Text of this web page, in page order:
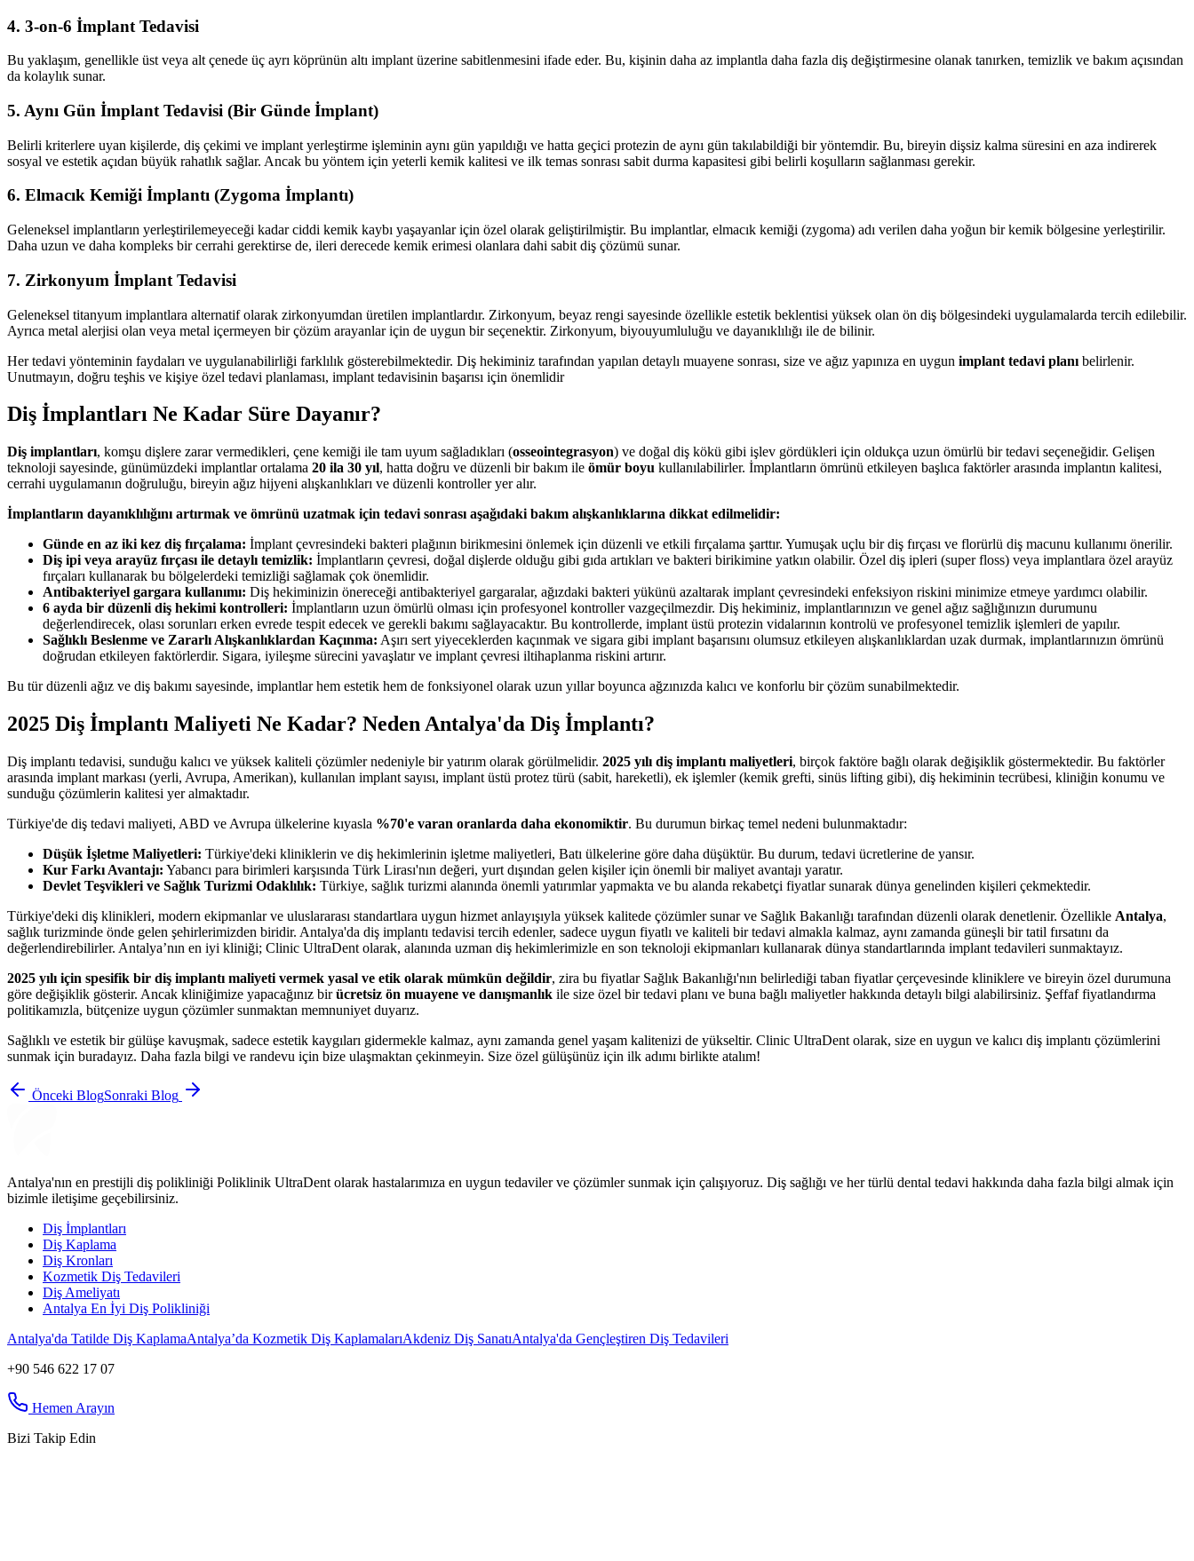
4. 3-on-6 İmplant Tedavisi
Bu yaklaşım, genellikle üst veya alt çenede üç ayrı köprünün altı implant üzerine sabitlenmesini ifade eder. Bu, kişinin daha az implantla daha fazla diş değiştirmesine olanak tanırken, temizlik ve bakım açısından
da kolaylık sunar.
5. Aynı Gün İmplant Tedavisi (Bir Günde İmplant)
Belirli kriterlere uyan kişilerde, diş çekimi ve implant yerleştirme işleminin aynı gün yapıldığı ve hatta geçici protezin de aynı gün takılabildiği bir yöntemdir. Bu, bireyin dişsiz kalma süresini en aza indirerek
sosyal ve estetik açıdan büyük rahatlık sağlar. Ancak bu yöntem için yeterli kemik kalitesi ve ilk temas sonrası sabit durma kapasitesi gibi belirli koşulların sağlanması gerekir.
6. Elmacık Kemiği İmplantı (Zygoma İmplantı)
Geleneksel implantların yerleştirilemeyeceği kadar ciddi kemik kaybı yaşayanlar için özel olarak geliştirilmiştir. Bu implantlar, elmacık kemiği (zygoma) adı verilen daha yoğun bir kemik bölgesine yerleştirilir.
Daha uzun ve daha kompleks bir cerrahi gerektirse de, ileri derecede kemik erimesi olanlara dahi sabit diş çözümü sunar.
7. Zirkonyum İmplant Tedavisi
Geleneksel titanyum implantlara alternatif olarak zirkonyumdan üretilen implantlardır. Zirkonyum, beyaz rengi sayesinde özellikle estetik beklentisi yüksek olan ön diş bölgesindeki uygulamalarda tercih edilebilir.
Ayrıca metal alerjisi olan veya metal içermeyen bir çözüm arayanlar için de uygun bir seçenektir. Zirkonyum, biyouyumluluğu ve dayanıklılığı ile de bilinir.
Her tedavi yönteminin faydaları ve uygulanabilirliği farklılık gösterebilmektedir. Diş hekiminiz tarafından yapılan detaylı muayene sonrası, size ve ağız yapınıza en uygun implant tedavi planı belirlenir.
Unutmayın, doğru teşhis ve kişiye özel tedavi planlaması, implant tedavisinin başarısı için önemlidir
Diş İmplantları Ne Kadar Süre Dayanır?
Diş implantları, komşu dişlere zarar vermedikleri, çene kemiği ile tam uyum sağladıkları (osseointegrasyon) ve doğal diş kökü gibi işlev gördükleri için oldukça uzun ömürlü bir tedavi seçeneğidir. Gelişen
teknoloji sayesinde, günümüzdeki implantlar ortalama 20 ila 30 yıl, hatta doğru ve düzenli bir bakım ile ömür boyu kullanılabilirler. İmplantların ömrünü etkileyen başlıca faktörler arasında implantın kalitesi,
cerrahi uygulamanın doğruluğu, bireyin ağız hijyeni alışkanlıkları ve düzenli kontroller yer alır.
İmplantların dayanıklılığını artırmak ve ömrünü uzatmak için tedavi sonrası aşağıdaki bakım alışkanlıklarına dikkat edilmelidir:
Günde en az iki kez diş fırçalama: İmplant çevresindeki bakteri plağının birikmesini önlemek için düzenli ve etkili fırçalama şarttır. Yumuşak uçlu bir diş fırçası ve florürlü diş macunu kullanımı önerilir.
Diş ipi veya arayüz fırçası ile detaylı temizlik: İmplantların çevresi, doğal dişlerde olduğu gibi gıda artıkları ve bakteri birikimine yatkın olabilir. Özel diş ipleri (super floss) veya implantlara özel arayüz
fırçaları kullanarak bu bölgelerdeki temizliği sağlamak çok önemlidir.
Antibakteriyel gargara kullanımı: Diş hekiminizin önereceği antibakteriyel gargaralar, ağızdaki bakteri yükünü azaltarak implant çevresindeki enfeksiyon riskini minimize etmeye yardımcı olabilir.
6 ayda bir düzenli diş hekimi kontrolleri: İmplantların uzun ömürlü olması için profesyonel kontroller vazgeçilmezdir. Diş hekiminiz, implantlarınızın ve genel ağız sağlığınızın durumunu
değerlendirecek, olası sorunları erken evrede tespit edecek ve gerekli bakımı sağlayacaktır. Bu kontrollerde, implant üstü protezin vidalarının kontrolü ve profesyonel temizlik işlemleri de yapılır.
Sağlıklı Beslenme ve Zararlı Alışkanlıklardan Kaçınma: Aşırı sert yiyeceklerden kaçınmak ve sigara gibi implant başarısını olumsuz etkileyen alışkanlıklardan uzak durmak, implantlarınızın ömrünü
doğrudan etkileyen faktörlerdir. Sigara, iyileşme sürecini yavaşlatır ve implant çevresi iltihaplanma riskini artırır.
Bu tür düzenli ağız ve diş bakımı sayesinde, implantlar hem estetik hem de fonksiyonel olarak uzun yıllar boyunca ağzınızda kalıcı ve konforlu bir çözüm sunabilmektedir.
2025 Diş İmplantı Maliyeti Ne Kadar? Neden Antalya'da Diş İmplantı?
Diş implantı tedavisi, sunduğu kalıcı ve yüksek kaliteli çözümler nedeniyle bir yatırım olarak görülmelidir. 2025 yılı diş implantı maliyetleri, birçok faktöre bağlı olarak değişiklik göstermektedir. Bu faktörler
arasında implant markası (yerli, Avrupa, Amerikan), kullanılan implant sayısı, implant üstü protez türü (sabit, hareketli), ek işlemler (kemik grefti, sinüs lifting gibi), diş hekiminin tecrübesi, kliniğin konumu ve
sunduğu çözümlerin kalitesi yer almaktadır.
Türkiye'de diş tedavi maliyeti, ABD ve Avrupa ülkelerine kıyasla %70'e varan oranlarda daha ekonomiktir. Bu durumun birkaç temel nedeni bulunmaktadır:
Düşük İşletme Maliyetleri: Türkiye'deki kliniklerin ve diş hekimlerinin işletme maliyetleri, Batı ülkelerine göre daha düşüktür. Bu durum, tedavi ücretlerine de yansır.
Kur Farkı Avantajı: Yabancı para birimleri karşısında Türk Lirası'nın değeri, yurt dışından gelen kişiler için önemli bir maliyet avantajı yaratır.
Devlet Teşvikleri ve Sağlık Turizmi Odaklılık: Türkiye, sağlık turizmi alanında önemli yatırımlar yapmakta ve bu alanda rekabetçi fiyatlar sunarak dünya genelinden kişileri çekmektedir.
Türkiye'deki diş klinikleri, modern ekipmanlar ve uluslararası standartlara uygun hizmet anlayışıyla yüksek kalitede çözümler sunar ve Sağlık Bakanlığı tarafından düzenli olarak denetlenir. Özellikle Antalya,
sağlık turizminde önde gelen şehirlerimizden biridir. Antalya'da diş implantı tedavisi tercih edenler, sadece uygun fiyatlı ve kaliteli bir tedavi almakla kalmaz, aynı zamanda güneşli bir tatil fırsatını da
değerlendirebilirler. Antalya’nın en iyi kliniği; Clinic UltraDent olarak, alanında uzman diş hekimlerimizle en son teknoloji ekipmanları kullanarak dünya standartlarında implant tedavileri sunmaktayız.
2025 yılı için spesifik bir diş implantı maliyeti vermek yasal ve etik olarak mümkün değildir, zira bu fiyatlar Sağlık Bakanlığı'nın belirlediği taban fiyatlar çerçevesinde kliniklere ve bireyin özel durumuna
göre değişiklik gösterir. Ancak kliniğimize yapacağınız birücretsiz ön muayene ve danışmanlık ile size özel bir tedavi planı ve buna bağlı maliyetler hakkında detaylı bilgi alabilirsiniz. Şeffaf fiyatlandırma
politikamızla, bütçenize uygun çözümler sunmaktan memnuniyet duyarız.
Sağlıklı ve estetik bir gülüşe kavuşmak, sadece estetik kaygıları gidermekle kalmaz, aynı zamanda genel yaşam kalitenizi de yükseltir. Clinic UltraDent olarak, size en uygun ve kalıcı diş implantı çözümlerini
sunmak için buradayız. Daha fazla bilgi ve randevu için bize ulaşmaktan çekinmeyin. Size özel gülüşünüz için ilk adımı birlikte atalım!
Önceki BlogSonraki Blog
Antalya'nın en prestijli diş polikliniği Poliklinik UltraDent olarak hastalarımıza en uygun tedaviler ve çözümler sunmak için çalışıyoruz. Diş sağlığı ve her türlü dental tedavi hakkında daha fazla bilgi almak için
bizimle iletişime geçebilirsiniz.
Diş İmplantları
Diş Kaplama
Diş Kronları
Kozmetik Diş Tedavileri
Diş Ameliyatı
Antalya En İyi Diş Polikliniği
Antalya'da Tatilde Diş KaplamaAntalya’da Kozmetik Diş KaplamalarıAkdeniz Diş SanatıAntalya'da Gençleştiren Diş Tedavileri
+90 546 622 17 07
Hemen Arayın
Bizi Takip Edin